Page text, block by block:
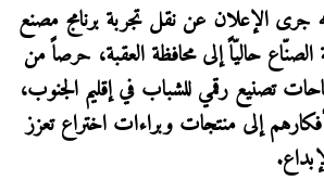
جرى الإعلان عن نقل تجربة برنامج مصنع
حاليّاً إلى محافظة العقبة، حرصاً من
تصنيع رقمي للشباب في إقليم الجنوب،
إلى منتجات وبراءات اختراع تعزز